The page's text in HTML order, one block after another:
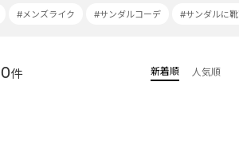
#メンズライク #サンダルコーデ #サンダルに
0件 新着順 人気順